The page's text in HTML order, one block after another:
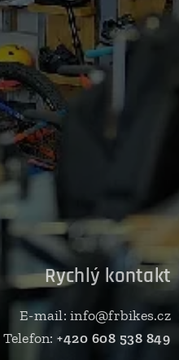
Rychlý kontakt
E-mail: info@frbikes.cz
Telefon: +420 608 538 849